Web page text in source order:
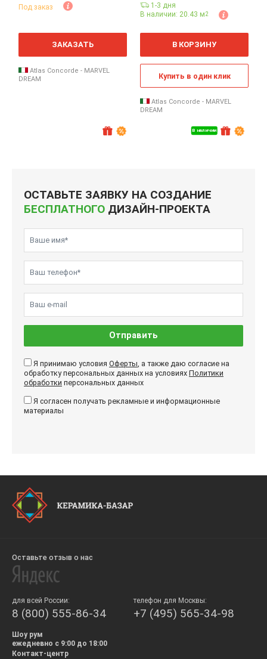
Под заказ
ЗАКАЗАТЬ
Atlas Concorde - MARVEL
DREAM
В наличии
1-3 дня
В наличии: 20.43 м2
В КОРЗИНУ
Купить в один клик
Atlas Concorde - MARVEL
DREAM
ОСТАВЬТЕ ЗАЯВКУ НА СОЗДАНИЕ
БЕСПЛАТНОГО ДИЗАЙН-ПРОЕКТА
Отправить
Я принимаю условия Оферты , а также даю согласие на
обработку персональных данных на условиях Политики
обработки персональных данных
Я согласен получать рекламные и информационные
материалы
Оставьте отзыв о нас
для всей России:
8 (800) 555-86-34
телефон для Москвы:
+7 (495) 565-34-98
Шоу рум
ежедневно с 9:00 до 18:00
Контакт-центр